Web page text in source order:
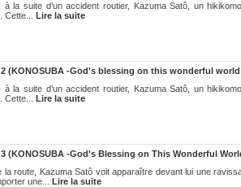
la suite d’un accident routier, Kazuma Satô, un
Cette... Lire la suite
(KONOSUBA -God's blessing on this wonderful
la suite d’un accident routier, Kazuma Satô, un
Cette... Lire la suite
(KONOSUBA -God's Blessing on This Wonderful
route, Kazuma Satô voit apparaître devant lui une
une... Lire la suite